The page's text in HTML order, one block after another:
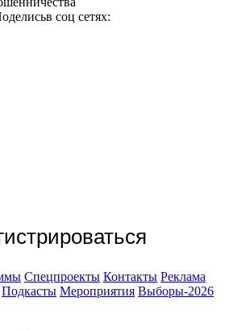
соц сетях:
Спецпроекты Контакты Реклама
Подкасты Мероприятия Выборы-2026